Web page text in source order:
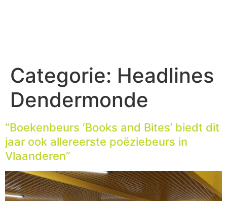
Categorie: Headlines
Dendermonde
“Boekenbeurs ‘Books and Bites’ biedt dit
jaar ook allereerste poëziebeurs in
Vlaanderen”